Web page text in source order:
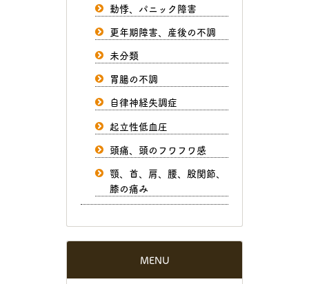
動悸、パニック障害
更年期障害、産後の不調
未分類
胃腸の不調
自律神経失調症
起立性低血圧
頭痛、頭のフワフワ感
顎、首、肩、腰、股関節、
膝の痛み
MENU